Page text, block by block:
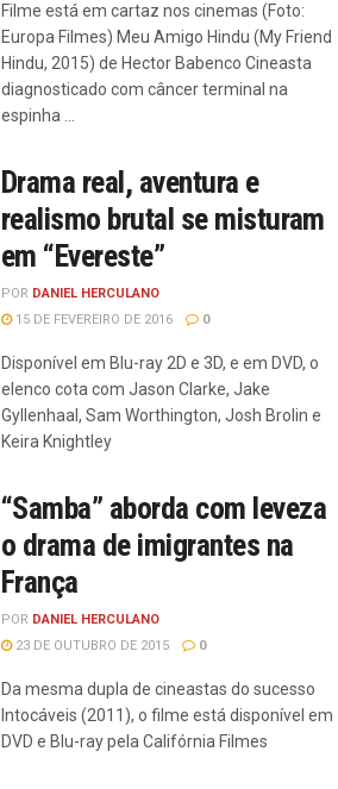
Filme está em cartaz nos cinemas (Foto:
Europa Filmes) Meu Amigo Hindu (My Friend
Hindu, 2015) de Hector Babenco Cineasta
diagnosticado com câncer terminal na
espinha ...
Drama real, aventura e
realismo brutal se misturam
em “Evereste”
POR DANIEL HERCULANO
15 DE FEVEREIRO DE 2016
0
Disponível em Blu-ray 2D e 3D, e em DVD, o
elenco cota com Jason Clarke, Jake
Gyllenhaal, Sam Worthington, Josh Brolin e
Keira Knightley
“Samba” aborda com leveza
o drama de imigrantes na
França
POR DANIEL HERCULANO
23 DE OUTUBRO DE 2015
0
Da mesma dupla de cineastas do sucesso
Intocáveis (2011), o filme está disponível em
DVD e Blu-ray pela Califórnia Filmes